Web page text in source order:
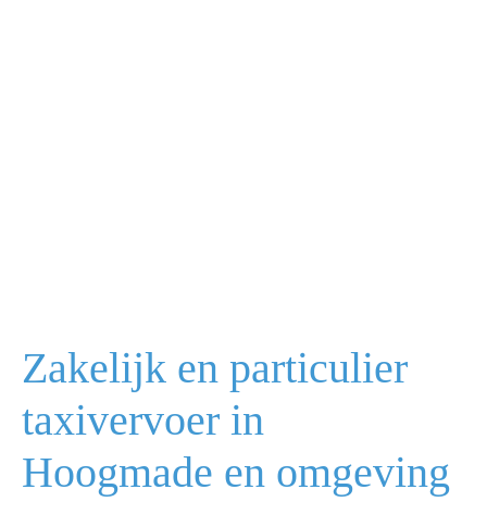
Zakelijk en particulier
taxivervoer in
Hoogmade en omgeving